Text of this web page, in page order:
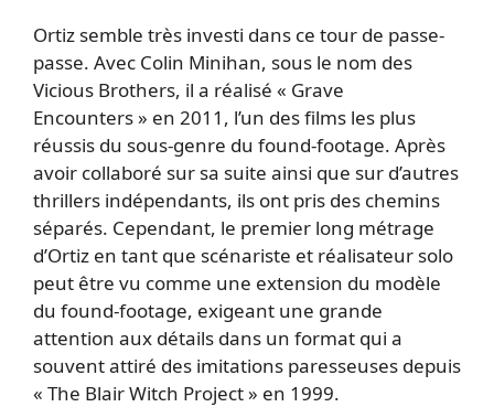
Ortiz semble très investi dans ce tour de passe-
passe. Avec Colin Minihan, sous le nom des
Vicious Brothers, il a réalisé « Grave
Encounters » en 2011, l’un des films les plus
réussis du sous-genre du found-footage. Après
avoir collaboré sur sa suite ainsi que sur d’autres
thrillers indépendants, ils ont pris des chemins
séparés. Cependant, le premier long métrage
d’Ortiz en tant que scénariste et réalisateur solo
peut être vu comme une extension du modèle
du found-footage, exigeant une grande
attention aux détails dans un format qui a
souvent attiré des imitations paresseuses depuis
« The Blair Witch Project » en 1999.